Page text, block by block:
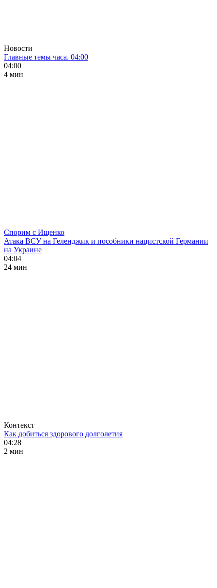
Новости
Главные темы часа. 04:00
04:00
4 мин
Спорим с Ищенко
Атака ВСУ на Геленджик и пособники нацистской Германии
на Украине
04:04
24 мин
Контекст
Как добиться здорового долголетия
04:28
2 мин